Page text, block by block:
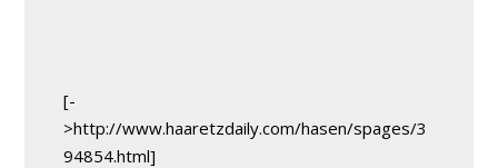
[-
>http://www.haaretzdaily.com/hasen/spages/3
94854.html]